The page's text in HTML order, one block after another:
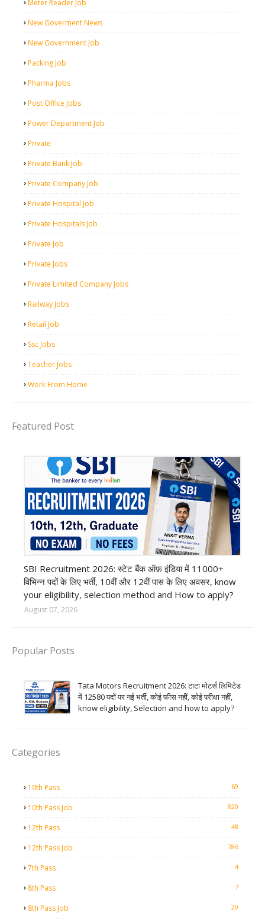
Meter Reader Job
New Goverment News
New Government Job
Packing Job
Pharma Jobs
Post Office Jobs
Power Department Job
Private
Private Bank Job
Private Company Job
Private Hospital Job
Private Hospitals Job
Private Job
Private Jobs
Private Limited Company Jobs
Railway Jobs
Retail Job
Ssc Jobs
Teacher Jobs
Work From Home
Featured Post
SBI Recruitment 2026: स्टेट बैंक ऑफ़ इंडिया में 11000+
विभिन्न पदों के लिए भर्ती, 10वीं और 12वीं पास के लिए अवसर, know
your eligibility, selection method and How to apply?
August 07, 2026
Popular Posts
Tata Motors Recruitment 2026: टाटा मोटर्स लिमिटेड
में 12580 पदों पर नई भर्ती, कोई फीस नहीं, कोई परीक्षा नहीं,
know eligibility, Selection and how to apply?
Categories
10th Pass 69
10th Pass Job 820
12th Pass 48
12th Pass Job 786
7th Pass 4
8th Pass 7
8th Pass Job 20